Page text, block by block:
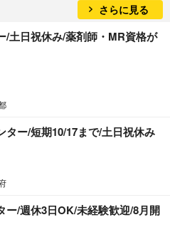
さらに見る
/土日祝休み/薬剤師・MR資格が
ー/短期10/17まで/土日祝休み
ー/週休3日OK/未経験歓迎/8月開